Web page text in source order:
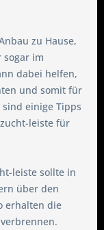
zu Hause,
sogar im
dabei helfen,
und somit für
einige Tipps
leiste für
leiste sollte in
über den
erhalten die